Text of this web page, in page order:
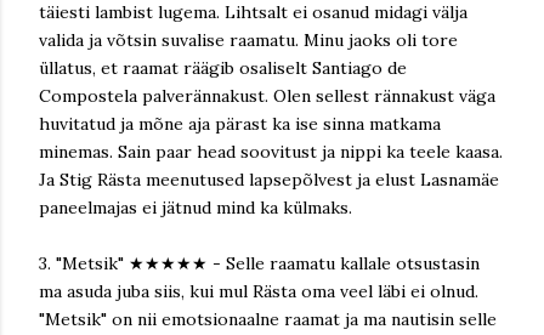
täiesti lambist lugema. Lihtsalt ei osanud midagi välja
valida ja võtsin suvalise raamatu. Minu jaoks oli tore
üllatus, et raamat räägib osaliselt Santiago de
Compostela palverännakust. Olen sellest rännakust väga
huvitatud ja mõne aja pärast ka ise sinna matkama
minemas. Sain paar head soovitust ja nippi ka teele kaasa.
Ja Stig Rästa meenutused lapsepõlvest ja elust Lasnamäe
paneelmajas ei jätnud mind ka külmaks.
3. "Metsik" ★★★★★ - Selle raamatu kallale otsustasin
ma asuda juba siis, kui mul Rästa oma veel läbi ei olnud.
"Metsik" on nii emotsionaalne raamat ja ma nautisin selle